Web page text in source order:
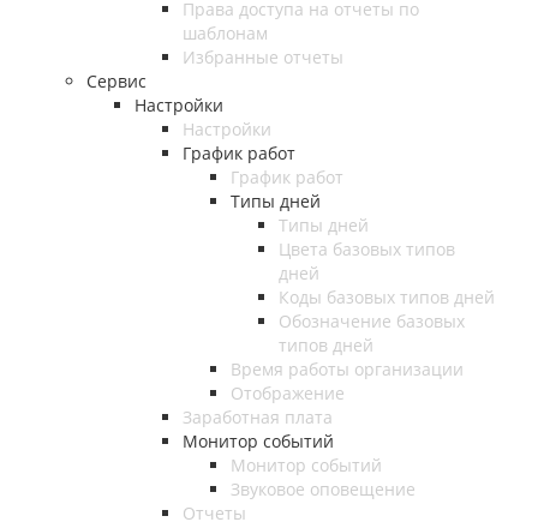
Права доступа на отчеты по
шаблонам
Избранные отчеты
Сервис
Настройки
Настройки
График работ
График работ
Типы дней
Типы дней
Цвета базовых типов
дней
Коды базовых типов дней
Обозначение базовых
типов дней
Время работы организации
Отображение
Заработная плата
Монитор событий
Монитор событий
Звуковое оповещение
Отчеты